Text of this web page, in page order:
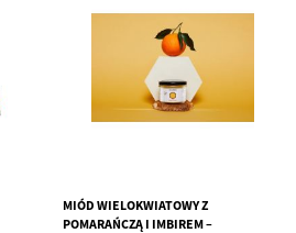
MIÓD WIELOKWIATOWY Z
POMARAŃCZĄ I IMBIREM –